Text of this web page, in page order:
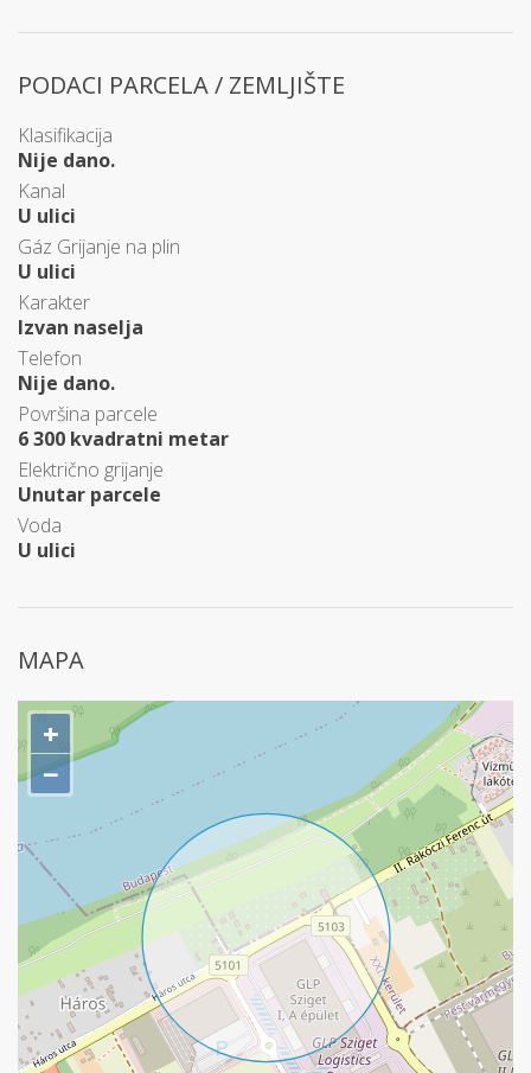
PODACI PARCELA / ZEMLJIŠTE
Klasifikacija
Nije dano.
Kanal
U ulici
Gáz Grijanje na plin
U ulici
Karakter
Izvan naselja
Telefon
Nije dano.
Površina parcele
6 300 kvadratni metar
Električno grijanje
Unutar parcele
Voda
U ulici
MAPA
+
−